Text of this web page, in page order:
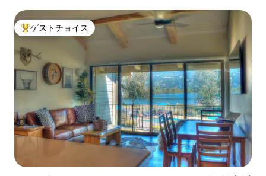
大好評のゲストチョイスです。
ゲストチョイス